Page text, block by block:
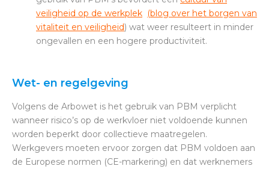
veiligheid op de werkplek (blog over het borgen van
vitaliteit en veiligheid) wat weer resulteert in minder
ongevallen en een hogere productiviteit.
Wet- en regelgeving
Volgens de Arbowet is het gebruik van PBM verplicht
wanneer risico’s op de werkvloer niet voldoende kunnen
worden beperkt door collectieve maatregelen.
Werkgevers moeten ervoor zorgen dat PBM voldoen aan
de Europese normen (CE-markering) en dat werknemers